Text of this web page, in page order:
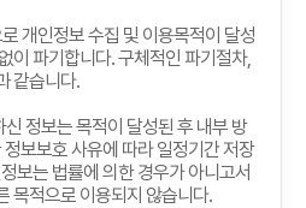
개인정보 수집 및 이용목적이 달성
이 파기합니다.구체적인 파기절차,
같습니다.
정보는 목적이 달성된 후 내부 방
보보호 사유에 따라 일정기간 저장
보는 법률에 의한 경우가 아니고서
목적으로 이용되지 않습니다.